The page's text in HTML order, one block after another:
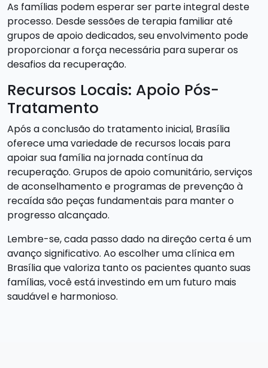
As famílias podem esperar ser parte integral deste
processo. Desde sessões de terapia familiar até
grupos de apoio dedicados, seu envolvimento pode
proporcionar a força necessária para superar os
desafios da recuperação.
Recursos Locais: Apoio Pós-
Tratamento
Após a conclusão do tratamento inicial, Brasília
oferece uma variedade de recursos locais para
apoiar sua família na jornada contínua da
recuperação. Grupos de apoio comunitário, serviços
de aconselhamento e programas de prevenção à
recaída são peças fundamentais para manter o
progresso alcançado.
Lembre-se, cada passo dado na direção certa é um
avanço significativo. Ao escolher uma clínica em
Brasília que valoriza tanto os pacientes quanto suas
famílias, você está investindo em um futuro mais
saudável e harmonioso.